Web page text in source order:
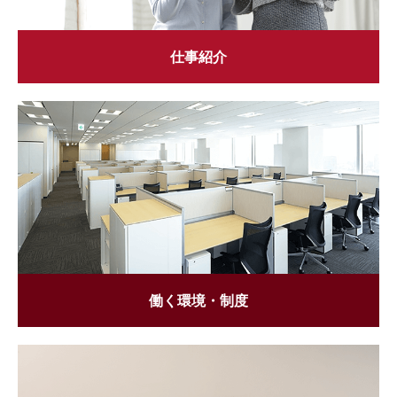
仕事紹介
働く環境・制度
仕事紹介
働く環境・制度